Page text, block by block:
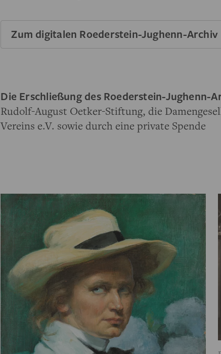
Zum digitalen Roederstein-Jughenn-Archiv
Die Erschließung des Roederstein-
Rudolf-August Oetker-Stiftung, die
Vereins e.V. sowie durch eine private Spende